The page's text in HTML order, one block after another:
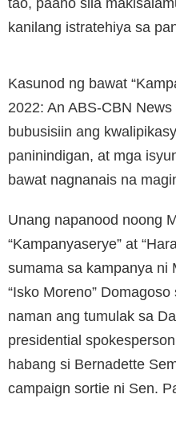
kanilang istratehiya sa
Kasunod ng bawat
2022: An ABS-CBN
bubusisiin ang
paninindigan, at mga
bawat nagnanais na
Unang napanood noong
“Kampanyaserye” at
sumama sa kampanya ni
“Isko Moreno”
naman ang tumulak sa
presidential
habang si Bernadette
campaign sortie ni Sen.